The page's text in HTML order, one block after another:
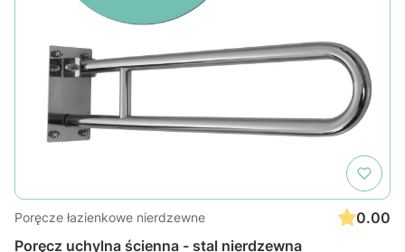
Poręcze łazienkowe nierdzewne
0.00
Poręcz uchylna ścienna - stal nierdzewna